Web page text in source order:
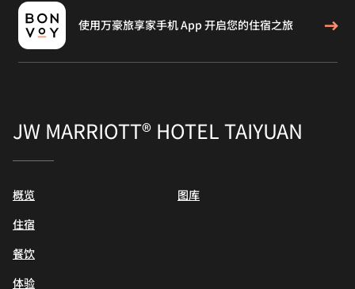
使用万豪旅享家手机 App 开启您的住宿之旅
JW MARRIOTT® HOTEL TAIYUAN
概览
住宿
餐饮
体验
图库